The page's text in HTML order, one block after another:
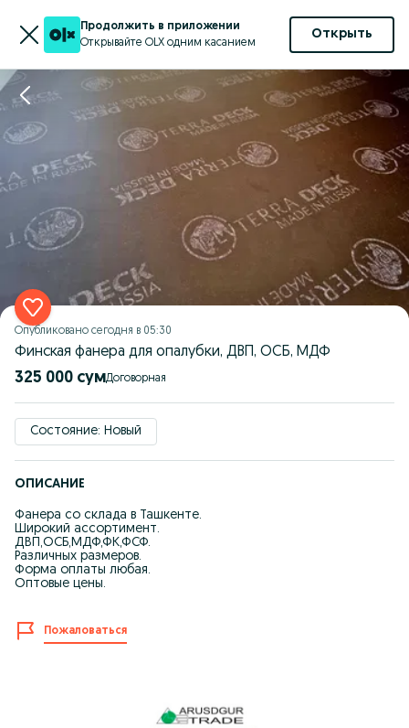
Продолжить в приложении
Открывайте OLX одним касанием
Открыть
Опубликовано сегодня в 05:30
Финская фанера для опалубки, ДВП, ОСБ, МДФ
325 000 сум Договорная
Состояние: Новый
ОПИСАНИЕ
Фанера со склада в Ташкенте.
Широкий ассортимент.
ДВП,ОСБ,МДФ,ФК,ФСФ.
Различных размеров.
Форма оплаты любая.
Оптовые цены.
Пожаловаться